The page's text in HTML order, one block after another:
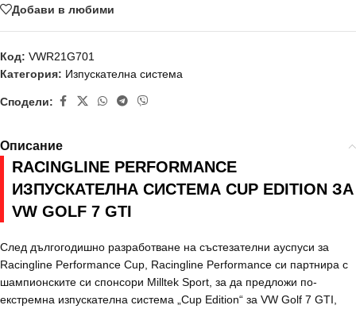
Добави в любими
Код: VWR21G701
Категория: Изпускателна система
Сподели:
Описание
RACINGLINE PERFORMANCE
ИЗПУСКАТЕЛНА СИСТЕМА CUP EDITION ЗА
VW GOLF 7 GTI
След дългогодишно разработване на състезателни ауспуси за
Racingline Performance Cup, Racingline Performance си партнира с
шампионските си спонсори Milltek Sport, за да предложи по-
екстремна изпускателна система „Cup Edition“ за VW Golf 7 GTI,